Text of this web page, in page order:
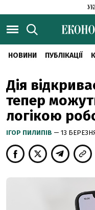
НОВИНИ ПУБЛІКАЦІЇ
Дія
тепер
логікою
ІГОР ПИЛИПІВ — 13